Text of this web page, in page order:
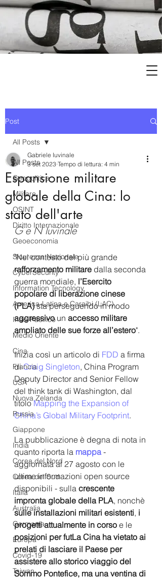
Post
All Posts
Geopolitica
Militare
OSINT
Diritto Internazionale
Geoeconomia
Sicurezza Nazionale
CyberSecurity
Information Tecnology
America-Latina e Caraibi (LAC)
Indo-Pacifico
Medio Oriente
Cina
Francia
USA
Nuova Zelanda
Russia
Giappone
India
Corea del Nord
Corea del Sud
Italia
Australia
Germania
Europa
Covid-19
Taiwan
All Posts
Espansione militare
globale della Cina: lo
stato dell'arte
Gabriele Iuvinale
3 set 2023 Tempo di lettura: 4 min
G e N Iuvinale
"Nel contesto del più grande
rafforzamento militare dalla seconda
guerra mondiale, l’Esercito
popolare di liberazione cinese
(PLA) sta perseguendo in modo
aggressivo un accesso militare
ampliato delle sue forze all’estero".
Inizia così un articolo di FDD a firma
di Craig Singleton, China Program
Deputy Director and Senior Fellow
del think tank di Washington, dal
titolo Mapping the Expansion of
China’s Global Military Footprint.
La pubblicazione è degna di nota in
quanto riporta la mappa -
aggiornata al 27 agosto con le
ultime informazioni open source
disponibili - sulla crescente
impronta globale della PLA, nonchè
sulle installazioni militari esistenti, i
progetti attualmente in corso e le
posizioni per futLa Cina ha vietato ai
prelati di lasciare il Paese per
assistere allo storico viaggio del
Sommo Pontefice, ma una ventina di